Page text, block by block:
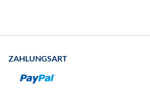
ZAHLUNGSART